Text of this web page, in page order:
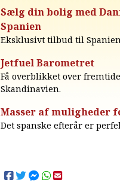
Sælg din bolig med
Spanien
Eksklusivt tilbud til Spanien
Jetfuel Barometret
Få overblikket over
Skandinavien.
Masser af muligheder
Det spanske efterår er